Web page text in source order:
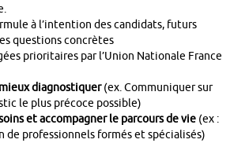
à l’intention des candidats, futurs
questions concrètes
prioritaires par l’Union Nationale France
diagnostiquer(ex. Communiquer sur
le plus précoce possible)
et accompagner le parcours de vie (ex :
de professionnels formés et spécialisés)